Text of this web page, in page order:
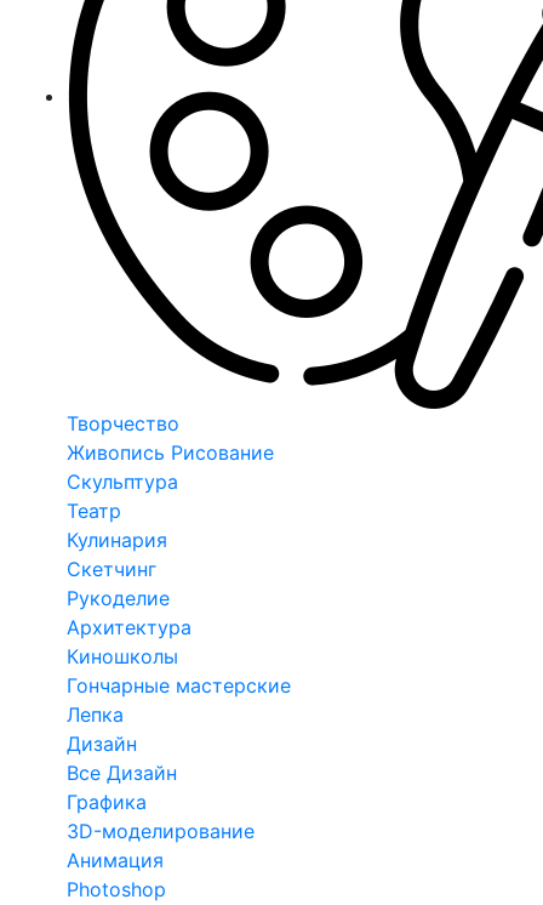
Творчество
Живопись Рисование
Скульптура
Театр
Кулинария
Скетчинг
Рукоделие
Архитектура
Киношколы
Гончарные мастерские
Лепка
Дизайн
Все Дизайн
Графика
3D-моделирование
Анимация
Photoshop